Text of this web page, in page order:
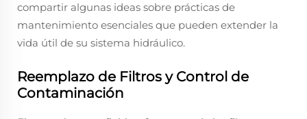
compartir algunas ideas sobre prácticas de
mantenimiento esenciales que pueden extender la
vida útil de su sistema hidráulico.
Reemplazo de Filtros y Control de
Contaminación